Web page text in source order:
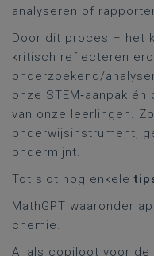
analyseren of
Door dit proces – het
kritisch reflecteren
onderzoekend/
onze STEM‑aanpak
van onze leerlingen.
onderwijsinstrument,
ondermijnt.
Tot slot nog enkele
MathGPT waaronder
chemie.
AI als copiloot voor de